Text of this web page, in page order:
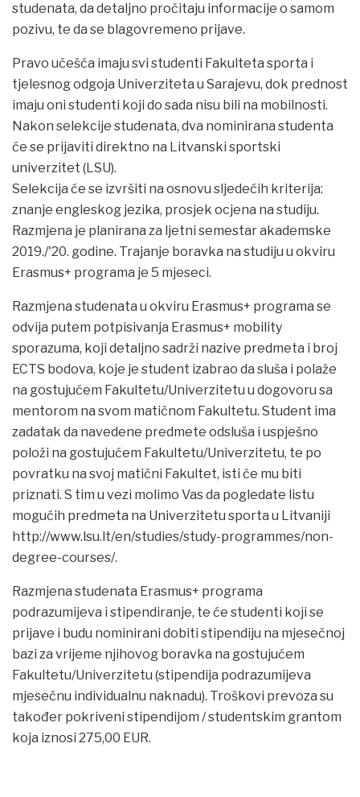
studenata, da detaljno pročitaju informacije o samom
pozivu, te da se blagovremeno prijave.
Pravo učešća imaju svi studenti Fakulteta sporta i
tjelesnog odgoja Univerziteta u Sarajevu, dok prednost
imaju oni studenti koji do sada nisu bili na mobilnosti.
Nakon selekcije studenata, dva nominirana studenta
će se prijaviti direktno na Litvanski sportski
univerzitet (LSU).
Selekcija će se izvršiti na osnovu sljedećih kriterija:
znanje engleskog jezika, prosjek ocjena na studiju.
Razmjena je planirana za ljetni semestar akademske
2019./'20. godine. Trajanje boravka na studiju u okviru
Erasmus+ programa je 5 mjeseci.
Razmjena studenata u okviru Erasmus+ programa se
odvija putem potpisivanja Erasmus+ mobility
sporazuma, koji detaljno sadrži nazive predmeta i broj
ECTS bodova, koje je student izabrao da sluša i polaže
na gostujućem Fakultetu/Univerzitetu u dogovoru sa
mentorom na svom matičnom Fakultetu. Student ima
zadatak da navedene predmete odsluša i uspješno
položi na gostujućem Fakultetu/Univerzitetu, te po
povratku na svoj matični Fakultet, isti će mu biti
priznati. S tim u vezi molimo Vas da pogledate listu
mogućih predmeta na Univerzitetu sporta u Litvaniji
http://www.lsu.lt/en/studies/study-programmes/non-
degree-courses/.
Razmjena studenata Erasmus+ programa
podrazumijeva i stipendiranje, te će studenti koji se
prijave i budu nominirani dobiti stipendiju na mjesečnoj
bazi za vrijeme njihovog boravka na gostujućem
Fakultetu/Univerzitetu (stipendija podrazumijeva
mjesečnu individualnu naknadu). Troškovi prevoza su
također pokriveni stipendijom / studentskim grantom
koja iznosi 275,00 EUR.